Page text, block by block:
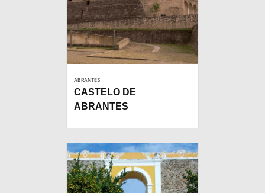
ABRANTES
CASTELO DE
ABRANTES